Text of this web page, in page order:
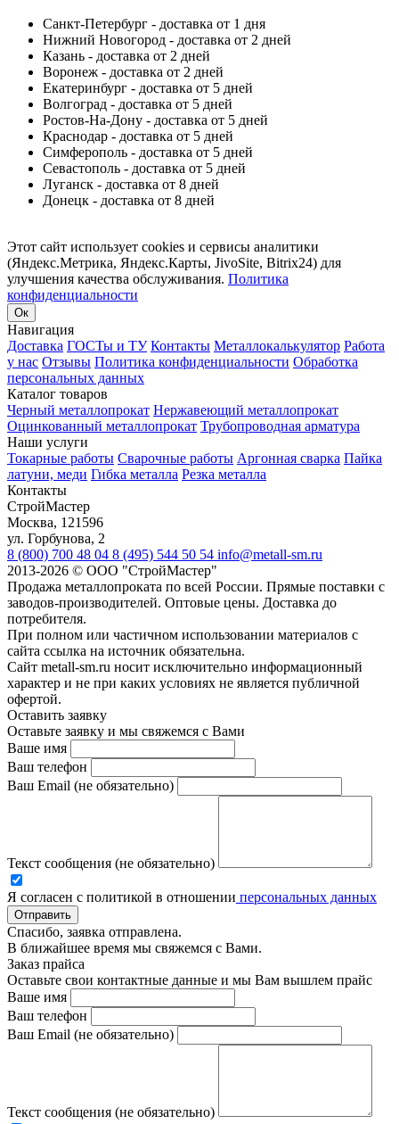
Санкт-Петербург - доставка от 1 дня
Нижний Новогород - доставка от 2 дней
Казань - доставка от 2 дней
Воронеж - доставка от 2 дней
Екатеринбург - доставка от 5 дней
Волгоград - доставка от 5 дней
Ростов-На-Дону - доставка от 5 дней
Краснодар - доставка от 5 дней
Симферополь - доставка от 5 дней
Севастополь - доставка от 5 дней
Луганск - доставка от 8 дней
Донецк - доставка от 8 дней
Этот сайт использует cookies и сервисы аналитики
(Яндекс.Метрика, Яндекс.Карты, JivoSite, Bitrix24) для
улучшения качества обслуживания. Политика
конфиденциальности
Ок
Навигация
Доставка ГОСТы и ТУ Контакты Металлокалькулятор Работа
у нас Отзывы Политика конфиденциальности Обработка
персональных данных
Каталог товаров
Черный металлопрокат Нержавеющий металлопрокат
Оцинкованный металлопрокат Трубопроводная арматура
Наши услуги
Токарные работы Сварочные работы Аргонная сварка Пайка
латуни, меди Гибка металла Резка металла
Контакты
СтройМастер
Москва, 121596
ул. Горбунова, 2
8 (800) 700 48 04 8 (495) 544 50 54 info@metall-sm.ru
2013-2026 © ООО "СтройМастер"
Продажа металлопроката по всей России. Прямые поставки с
заводов-производителей. Оптовые цены. Доставка до
потребителя.
При полном или частичном использовании материалов с
сайта ссылка на источник обязательна.
Сайт metall-sm.ru носит исключительно информационный
характер и не при каких условиях не является публичной
офертой.
Оставить заявку
Оставьте заявку и мы свяжемся с Вами
Ваше имя
Ваш телефон
Ваш Email (не обязательно)
Текст сообщения (не обязательно)
Я согласен с политикой в отношении персональных данных
Отправить
Спасибо, заявка отправлена.
В ближайшее время мы свяжемся с Вами.
Заказ прайса
Оставьте свои контактные данные и мы Вам вышлем прайс
Ваше имя
Ваш телефон
Ваш Email (не обязательно)
Текст сообщения (не обязательно)